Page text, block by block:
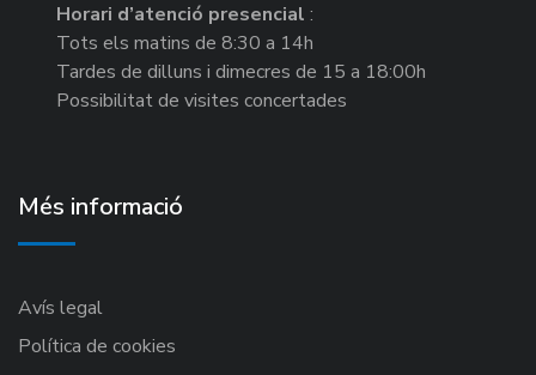
Horari d’atenció presencial :
Tots els matins de 8:30 a 14h
Tardes de dilluns i dimecres de 15 a 18:00h
Possibilitat de visites concertades
Més informació
Avís legal
Política de cookies